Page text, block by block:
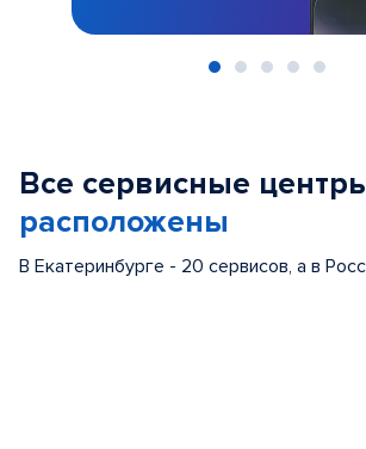
Все сервисные
расположены
В Екатеринбурге - 20 сервисов, а в